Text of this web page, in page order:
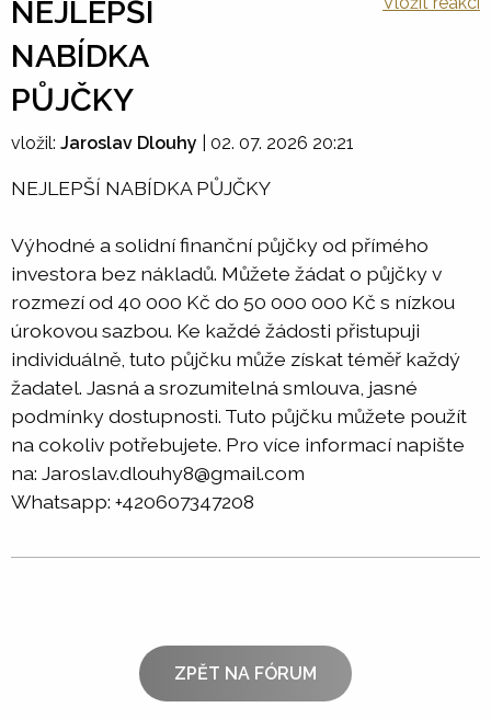
NEJLEPŠÍ
NABÍDKA
PŮJČKY
vložil: Jaroslav Dlouhy 02. 07. 2026 20:21
NEJLEPŠÍ NABÍDKA PŮJČKY
Výhodné a solidní finanční půjčky od přímého
investora bez nákladů. Můžete žádat o půjčky v
rozmezí od 40 000 Kč do 50 000 000 Kč s nízkou
úrokovou sazbou. Ke každé žádosti přistupuji
individuálně, tuto půjčku může získat téměř každý
žadatel. Jasná a srozumitelná smlouva, jasné
podmínky dostupnosti. Tuto půjčku můžete použít
na cokoliv potřebujete. Pro více informací napište
na: Jaroslav.dlouhy8@gmail.com
Whatsapp: +420607347208
ZPĚT NA FÓRUM